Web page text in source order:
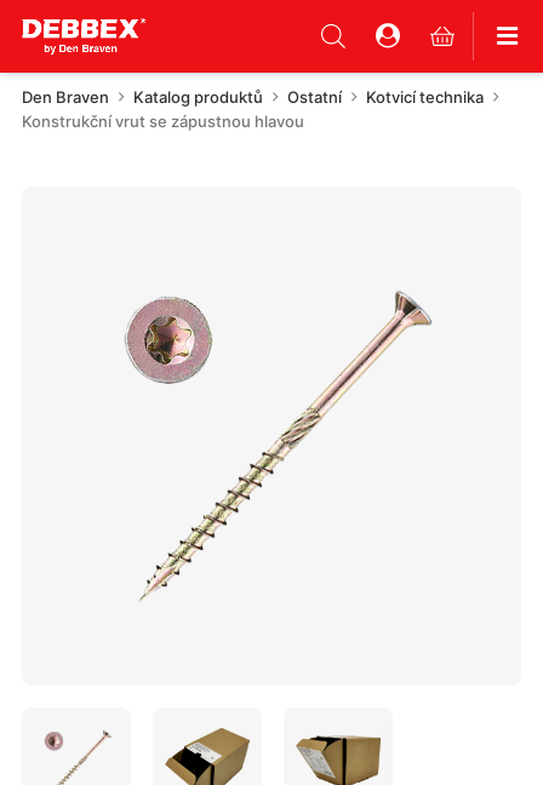
Den Braven Katalog produktů Ostatní
Kotvicí technika
Konstrukční vrut se zápustnou hlavou